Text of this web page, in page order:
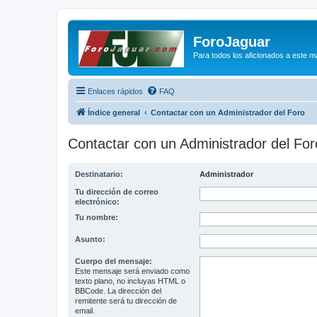
ForoJaguar
Para todos los aficionados a este
Enlaces rápidos FAQ
Índice general Contactar con un Administrador del Foro
Contactar con un Administrador del
Destinatario: Administrador
Tu dirección de correo
electrónico:
Tu nombre:
Asunto:
Cuerpo del mensaje:
Este mensaje será enviado como
texto plano, no incluyas HTML o
BBCode. La dirección del
remitente será tu dirección de
email.